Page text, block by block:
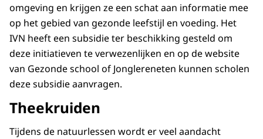
omgeving en krijgen ze een schat aan informatie mee
op het gebied van gezonde leefstijl en voeding. Het
IVN heeft een subsidie ter beschikking gesteld om
deze initiatieven te verwezenlijken en op de website
van Gezonde school of Jonglereneten kunnen scholen
deze subsidie aanvragen.
Theekruiden
Tijdens de natuurlessen wordt er veel aandacht